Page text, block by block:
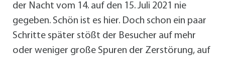
der Nacht vom 14. auf den 15. Juli 2021 nie
gegeben. Schön ist es hier. Doch schon ein paar
Schritte später stößt der Besucher auf mehr
oder weniger große Spuren der Zerstörung, auf